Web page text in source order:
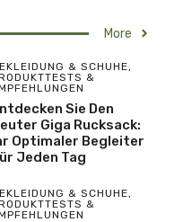
More
& SCHUHE,
&
Sie Den
Giga Rucksack:
Optimaler Begleiter
Jeden Tag
& SCHUHE,
&